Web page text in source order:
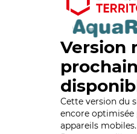
Version
Cette version du
encore optimisée
appareils mobiles.